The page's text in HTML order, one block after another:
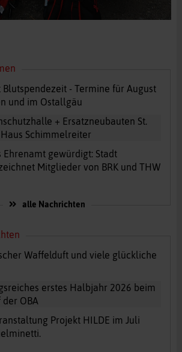
Blutspendezeit - Termine für August
und im Ostallgäu
+ Ersatzneubauten St.
Schimmelreiter
Ehrenamt gewürdigt: Stadt
Mitglieder von BRK und THW
alle Nachrichten
Waffelduft und viele glückliche
erstes Halbjahr 2026 beim
OBA
Projekt HILDE im Juli